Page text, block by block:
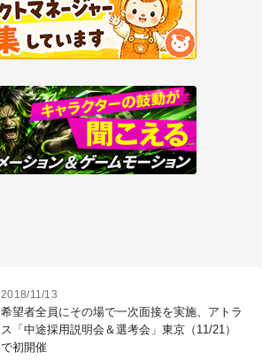
2018/11/13
希望者全員にその場で一次面接を実施、アトラ
ス「中途採用説明会＆選考会」東京（11/21）
で初開催